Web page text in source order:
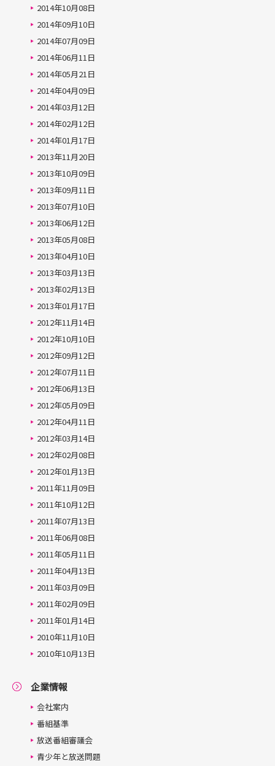
2014年10月08日
2014年09月10日
2014年07月09日
2014年06月11日
2014年05月21日
2014年04月09日
2014年03月12日
2014年02月12日
2014年01月17日
2013年11月20日
2013年10月09日
2013年09月11日
2013年07月10日
2013年06月12日
2013年05月08日
2013年04月10日
2013年03月13日
2013年02月13日
2013年01月17日
2012年11月14日
2012年10月10日
2012年09月12日
2012年07月11日
2012年06月13日
2012年05月09日
2012年04月11日
2012年03月14日
2012年02月08日
2012年01月13日
2011年11月09日
2011年10月12日
2011年07月13日
2011年06月08日
2011年05月11日
2011年04月13日
2011年03月09日
2011年02月09日
2011年01月14日
2010年11月10日
2010年10月13日
企業情報
会社案内
番組基準
放送番組審議会
青少年と放送問題